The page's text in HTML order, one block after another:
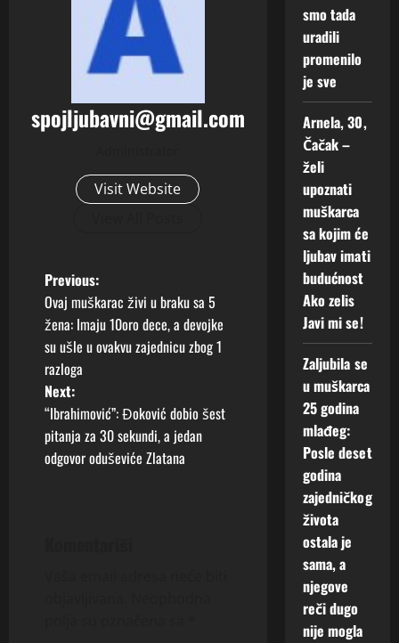
spojljubavni@gmail.com
Visit Website
P
o
s
t
n
a
Previous:
Ovaj muškarac živi u braku sa 5
žena: Imaju 10oro dece, a devojke
su ušle u ovakvu zajednicu zbog 1
razloga
Next:
“Ibrahimović”: Đoković dobio šest
pitanja za 30 sekundi, a jedan
odgovor oduševiće Zlatana
i
e
2
0
smo tada
uradili
promenilo
je sve
Arnela, 30,
Čačak –
želi
upoznati
muškarca
sa kojim će
ljubav imati
budućnost
Ako zelis
Javi mi se!
Zaljubila se
u muškarca
25 godina
mlađeg:
Posle deset
godina
zajedničkog
života
ostala je
sama, a
njegove
reči dugo
nije mogla